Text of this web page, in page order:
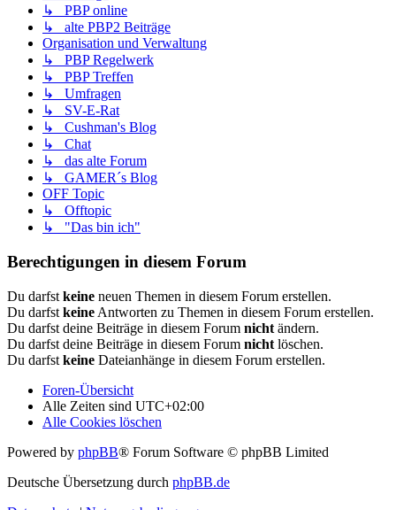
↳ PBP online
↳ alte PBP2 Beiträge
Organisation und Verwaltung
↳ PBP Regelwerk
↳ PBP Treffen
↳ Umfragen
↳ SV-E-Rat
↳ Cushman's Blog
↳ Chat
↳ das alte Forum
↳ GAMER´s Blog
OFF Topic
↳ Offtopic
↳ "Das bin ich"
Berechtigungen in diesem Forum
Du darfst keine neuen Themen in diesem Forum erstellen.
Du darfst keine Antworten zu Themen in diesem Forum erstellen.
Du darfst deine Beiträge in diesem Forum nicht ändern.
Du darfst deine Beiträge in diesem Forum nicht löschen.
Du darfst keine Dateianhänge in diesem Forum erstellen.
Foren-Übersicht
Alle Zeiten sind UTC+02:00
Alle Cookies löschen
Powered by phpBB® Forum Software © phpBB Limited
Deutsche Übersetzung durch phpBB.de